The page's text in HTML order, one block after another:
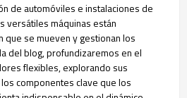
de automóviles e instalaciones de
versátiles máquinas están
que se mueven y gestionan los
del blog, profundizaremos en el
flexibles, explorando sus
componentes clave que los